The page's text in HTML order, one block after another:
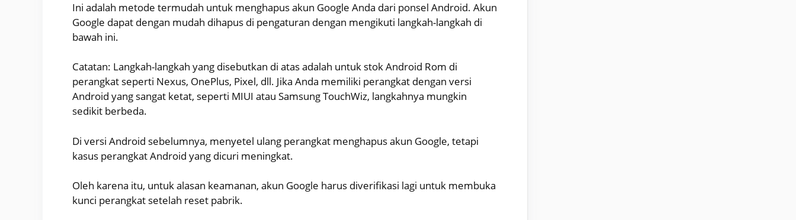
Ini adalah metode termudah untuk menghapus akun Google Anda dari ponsel Android. Akun
Google dapat dengan mudah dihapus di pengaturan dengan mengikuti langkah-langkah di
bawah ini.
Catatan: Langkah-langkah yang disebutkan di atas adalah untuk stok Android Rom di
perangkat seperti Nexus, OnePlus, Pixel, dll. Jika Anda memiliki perangkat dengan versi
Android yang sangat ketat, seperti MIUI atau Samsung TouchWiz, langkahnya mungkin
sedikit berbeda.
Di versi Android sebelumnya, menyetel ulang perangkat menghapus akun Google, tetapi
kasus perangkat Android yang dicuri meningkat.
Oleh karena itu, untuk alasan keamanan, akun Google harus diverifikasi lagi untuk membuka
kunci perangkat setelah reset pabrik.